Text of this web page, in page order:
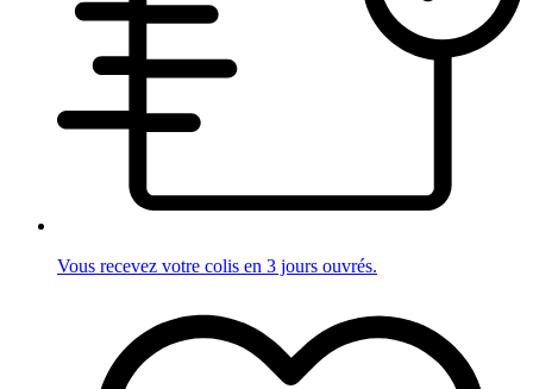
Vous recevez votre colis en 3 jours ouvrés.